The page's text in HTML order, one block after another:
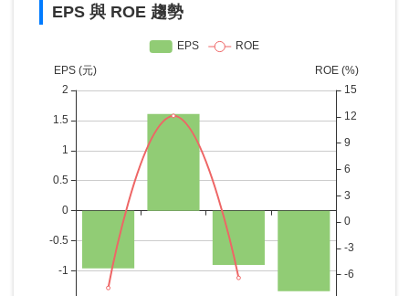
EPS 與 ROE 趨勢